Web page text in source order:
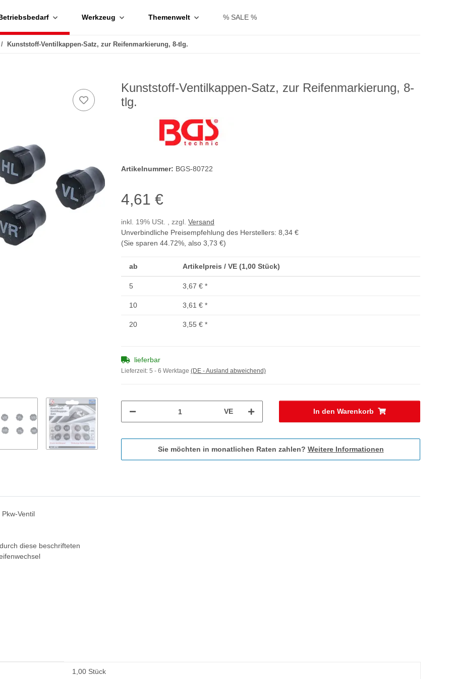
Werkzeug Themenwelt % SALE %
Kunststoff-Ventilkappen-Satz, zur Reifenmarkierung, 8-tlg.
Kunststoff-Ventilkappen-Satz, zur Reifenmarkierung, 8-
tlg.
Artikelnummer: BGS-80722
4,61 €
inkl. 19% USt. , zzgl. Versand
Unverbindliche Preisempfehlung des Herstellers: 8,34 €
(Sie sparen 44.72%, also 3,73 €)
ab Artikelpreis / VE (1,00 Stück)
5 3,67 € *
10 3,61 € *
20 3,55 € *
lieferbar
Lieferzeit: 5 - 6 Werktage (DE - Ausland abweichend)
VE In den Warenkorb
Sie möchten in monatlichen Raten zahlen? Weitere Informationen
Ventil
diese beschrifteten
1,00 Stück